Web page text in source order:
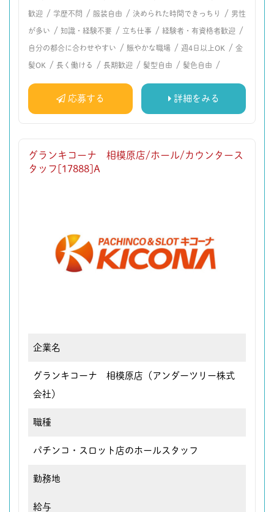
歓迎 / 学歴不問 / 服装自由 / 決められた時間できっちり / 男性
が多い / 知識・経験不要 / 立ち仕事 / 経験者・有資格者歓迎 /
自分の都合に合わせやすい / 賑やかな職場 / 週4日以上OK / 金
髪OK / 長く働ける / 長期歓迎 / 髪型自由 / 髪色自由 /
応募する 詳細をみる
グランキコーナ 相模原店/ホール/カウンタース
タッフ[17888]A
企業名
グランキコーナ 相模原店（アンダーツリー株式
会社）
職種
パチンコ・スロット店のホールスタッフ
勤務地
給与